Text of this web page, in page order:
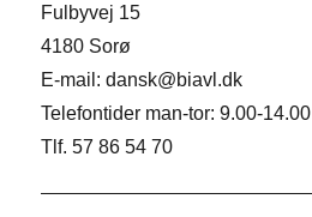
Fulbyvej 15
4180 Sorø
E-mail: dansk@biavl.dk
Telefontider man-tor: 9.00-14.00
Tlf. 57 86 54 70